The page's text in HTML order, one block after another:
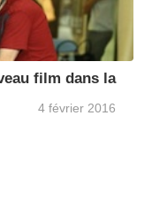
film dans la
4 février 2016